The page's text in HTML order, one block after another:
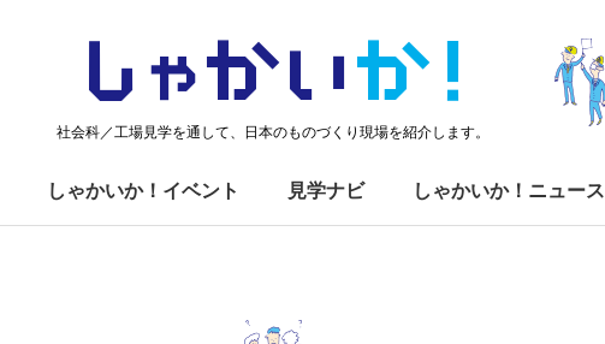
しゃかいか！
社会科／工場見学を通して、日本のものづくり現場を紹介します。
しゃかいか！イベント 見学ナビ しゃかいか！ニュース